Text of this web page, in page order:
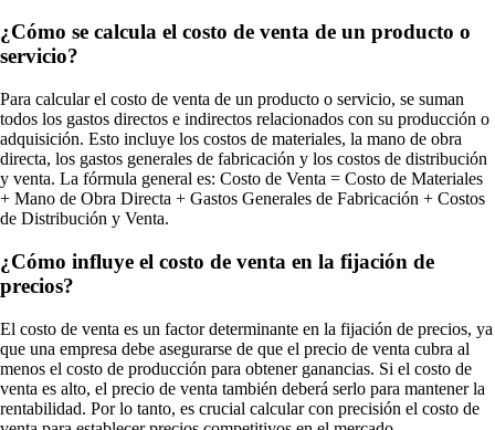
¿Cómo se calcula el costo de venta de un producto o
servicio?
Para calcular el costo de venta de un producto o servicio, se suman
todos los gastos directos e indirectos relacionados con su producción o
adquisición. Esto incluye los costos de materiales, la mano de obra
directa, los gastos generales de fabricación y los costos de distribución
y venta. La fórmula general es: Costo de Venta = Costo de Materiales
+ Mano de Obra Directa + Gastos Generales de Fabricación + Costos
de Distribución y Venta.
¿Cómo influye el costo de venta en la fijación de
precios?
El costo de venta es un factor determinante en la fijación de precios, ya
que una empresa debe asegurarse de que el precio de venta cubra al
menos el costo de producción para obtener ganancias. Si el costo de
venta es alto, el precio de venta también deberá serlo para mantener la
rentabilidad. Por lo tanto, es crucial calcular con precisión el costo de